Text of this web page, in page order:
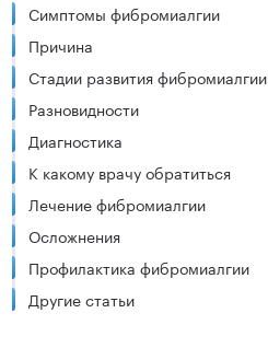
Симптомы фибромиалгии
Причина
Стадии развития фибромиалгии
Разновидности
Диагностика
К какому врачу обратиться
Лечение фибромиалгии
Осложнения
Профилактика фибромиалгии
Другие статьи